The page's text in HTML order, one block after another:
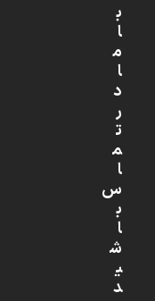
ب
ا
م
ا
د
ر
ت
م
ا
س
ب
ا
ش
ی
د